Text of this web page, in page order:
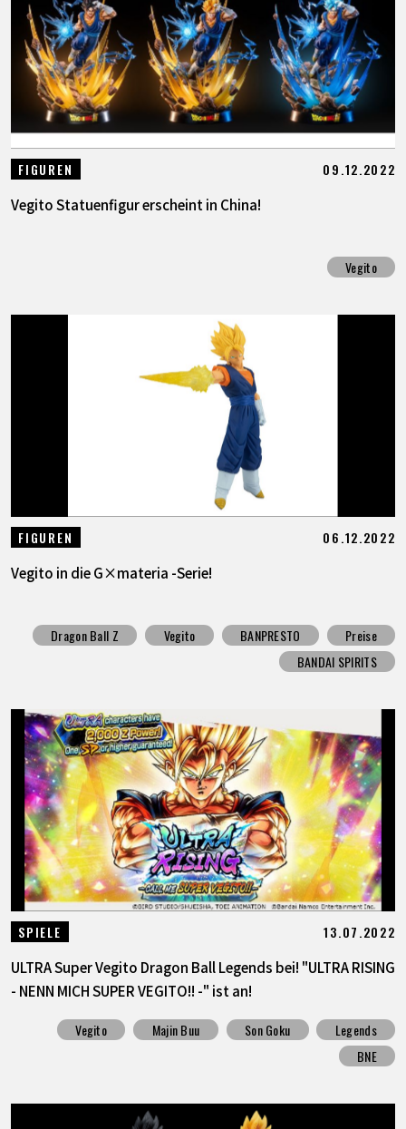
FIGUREN 09.12.2022
Vegito Statuenfigur erscheint in China!
Vegito
FIGUREN 06.12.2022
Vegito in die G×materia -Serie!
Dragon Ball Z Vegito BANPRESTO
Preise
BANDAI SPIRITS
SPIELE 13.07.2022
ULTRA Super Vegito Dragon Ball Legends bei! "ULTRA RISING
- NENN MICH SUPER VEGITO!! -" ist an!
Vegito Majin Buu Son Goku
Legends
BNE